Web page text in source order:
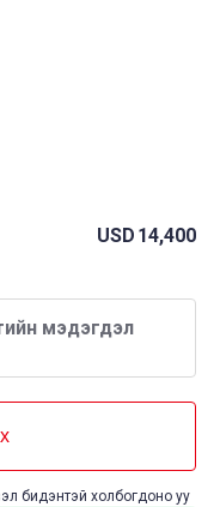
USD 14,400
мэдэгдэл
бидэнтэй холбогдоно уу